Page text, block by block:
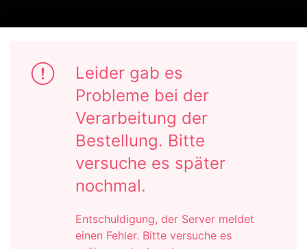
Leider gab es
Probleme bei der
Verarbeitung der
Bestellung. Bitte
versuche es später
nochmal.
Entschuldigung, der Server meldet
einen Fehler. Bitte versuche es